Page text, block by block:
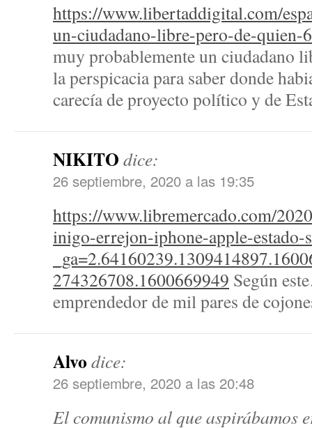
https://www.libertaddigital.com/
un-ciudadano-libre-pero-de-quien-
muy probablemente un ciudadano
la perspicacia para saber donde
carecía de proyecto político y de
NIKITO dice:
26 septiembre, 2020 a las 19:35
https://www.libremercado.com/
inigo-errejon-iphone-apple-estado-
274326708.1600669949 Según
emprendedor de mil pares de
Alvodice:
26 septiembre, 2020 a las 20:48
El comunismo al que aspirábamos